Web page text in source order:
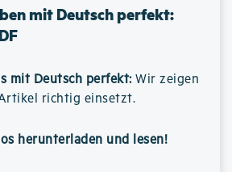
mit Deutsch perfekt:
mit Deutsch perfekt: Wir zeigen
richtig einsetzt.
herunterladen und lesen!